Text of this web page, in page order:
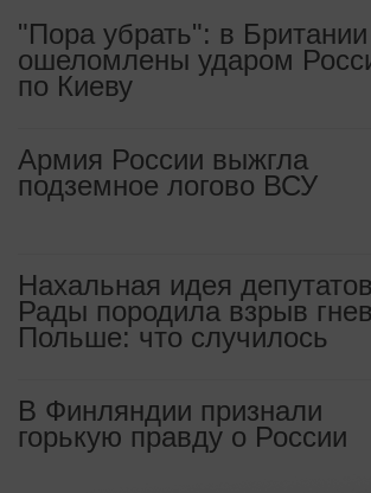
"Пора убрать": в Британии
ошеломлены ударом
по Киеву
Армия России выжгла
подземное логово ВСУ
Нахальная идея депутатов
Рады породила взрыв
Польше: что случилось
В Финляндии признали
горькую правду о России